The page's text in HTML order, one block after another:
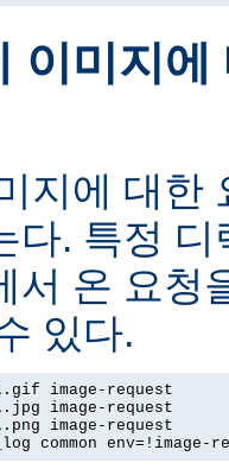
이미지
지에 대한
다. 특정
서 온 요청
있다.
image-request
image-request
image-request
common env=!image-